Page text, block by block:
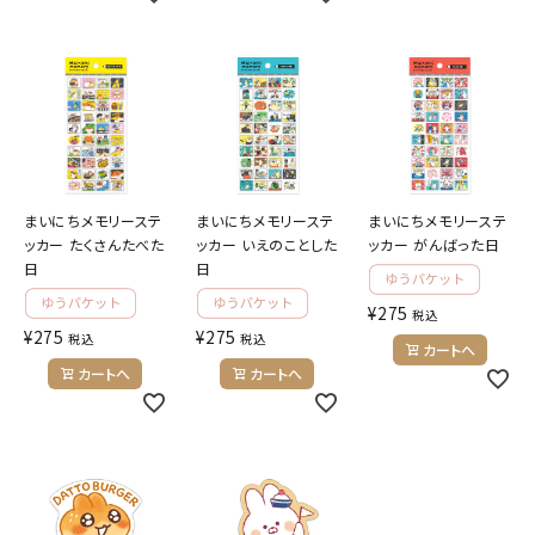
まいにちメモリーステ
ッカー たくさんたべた
日
¥275 税込
カートへ
まいにちメモリーステ
ッカー いえのことした
日
¥275 税込
カートへ
まいにちメモリーステ
ッカー がんばった日
¥275 税込
カートへ